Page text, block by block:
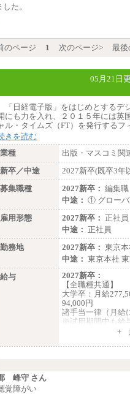
た。
のページ 1 次のページ> 最後
05月21日
「日経電子版」をはじめとするデ
にも力を入れ、２０１５年には英
ル・タイムズ（FT）を発行するフ
きを読む
業種
出版・マスコミ関
新卒／中途
2027新卒(既卒3年
募集職種
2027新卒： 編集
中途： ① グローバ
雇用形態
2027新卒： 正社員
中途： 正社員
勤務地
2027新卒： 東京
中途： 東京本社
給与
2027新卒：
【全職種共通】
大学卒：月給
94,000円
諸手当一律（月給
※試用期間中も給
月給370,000円～
+
峰守 さん
覚障がい